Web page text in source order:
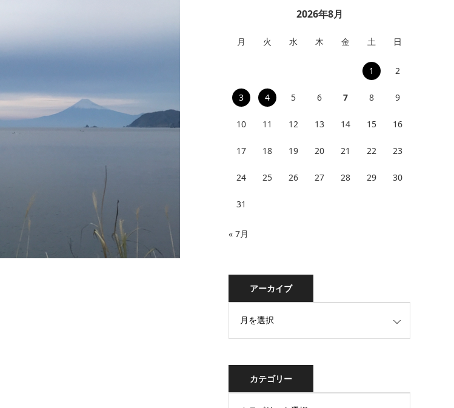
2026年8月
月 火 水 木 金 土 日
1 2
3 4 5 6 7 8 9
10 11 12 13 14 15 16
17 18 19 20 21 22 23
24 25 26 27 28 29 30
31
« 7月
アーカイブ
カテゴリー